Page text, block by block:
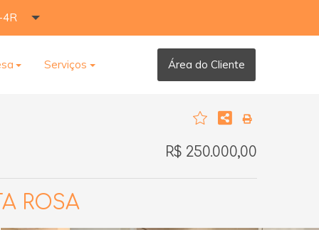
4R
Serviços Área do Cliente
R$ 250.000,00
ROSA